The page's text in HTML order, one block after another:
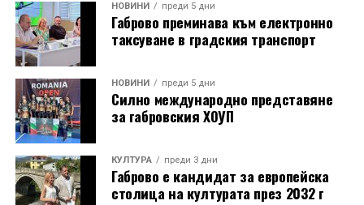
НОВИНИ преди 5 дни
Габрово преминава към електронно
таксуване в градския транспорт
НОВИНИ преди 5 дни
Силно международно представяне
за габровския ХОУП
КУЛТУРА преди 3 дни
Габрово е кандидат за европейска
столица на културата през 2032 г